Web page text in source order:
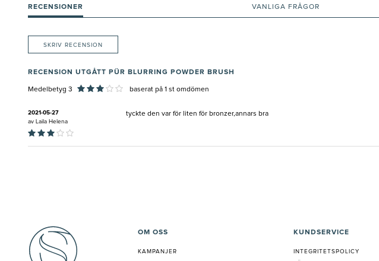
RECENSIONER VANLIGA FRÅGOR
SKRIV RECENSION
RECENSION UTGÅTT PÜR BLURRING POWDER BRUSH
Medelbetyg 3 baserat på 1 st omdömen
2021-05-27
av Laila Helena
tyckte den var för liten för bronzer,annars bra
OM OSS
KAMPANJER
KUNDSERVICE
INTEGRITETSPOLICY